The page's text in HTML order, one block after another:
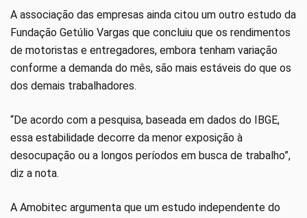
A associação das empresas ainda citou um outro estudo da
Fundação Getúlio Vargas que concluiu que os rendimentos
de motoristas e entregadores, embora tenham variação
conforme a demanda do mês, são mais estáveis do que os
dos demais trabalhadores.
“De acordo com a pesquisa, baseada em dados do IBGE,
essa estabilidade decorre da menor exposição à
desocupação ou a longos períodos em busca de trabalho”,
diz a nota.
A Amobitec argumenta que um estudo independente do